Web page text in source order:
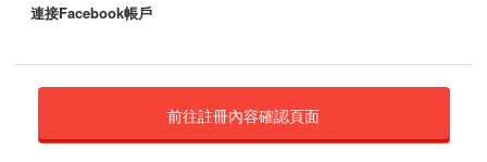
連接Facebook帳戶